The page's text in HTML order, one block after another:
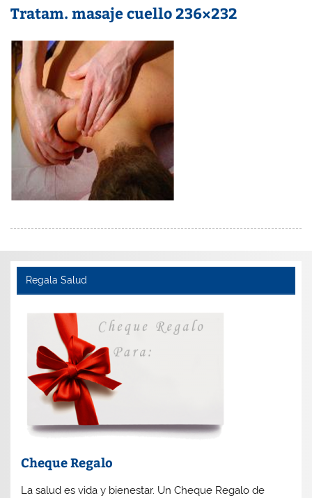
Tratam. masaje cuello 236×232
Regala Salud
Cheque Regalo
La salud es vida y bienestar. Un Cheque Regalo de